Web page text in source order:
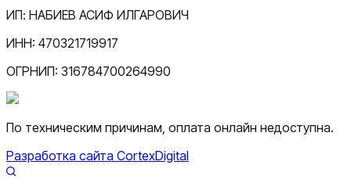
ИП: НАБИЕВ АСИФ ИЛГАРОВИЧ
ИНН: 470321719917
ОГРНИП: 316784700264990
По техническим причинам, оплата онлайн недоступна.
Разработка сайта CortexDigital